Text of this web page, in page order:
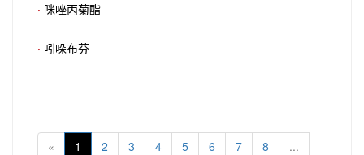
· 咪唑丙菊酯
· 吲哚布芬
« 1 2 3 4 5 6 7 8
...